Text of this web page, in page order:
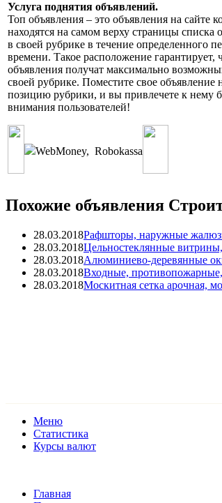
Услуга поднятия объявлений.
Топ объявления – это объявления на сайте
находятся на самом верху страницы списка
в своей рубрике в течение определенного
времени. Такое расположение гарантирует,
объявления получат максимально
своей рубрике. Поместите свое объявление
позицию рубрики, и вы привлечете к нему
внимания пользователей!
WebMoney, Robokassa
Похожие объявления
28.03.2018Рафшторы, наружные
28.03.2018Цельностеклянные
28.03.2018Алюминиево-деревянные
28.03.2018Входные,
28.03.2018Москитная сетка арочная,
Меню
Статистика
Курсы валют
Главная